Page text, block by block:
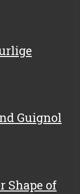
Guignol
Shape of